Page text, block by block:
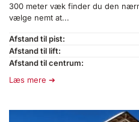
300 meter væk finder du den
vælge nemt at...
Afstand til pist:
Afstand til lift:
Afstand til centrum:
Læs mere